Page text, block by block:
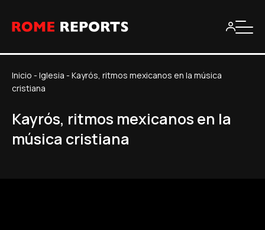
Inicio - Iglesia - Kayrós, ritmos mexicanos en la música
cristiana
Kayrós, ritmos mexicanos en la
música cristiana